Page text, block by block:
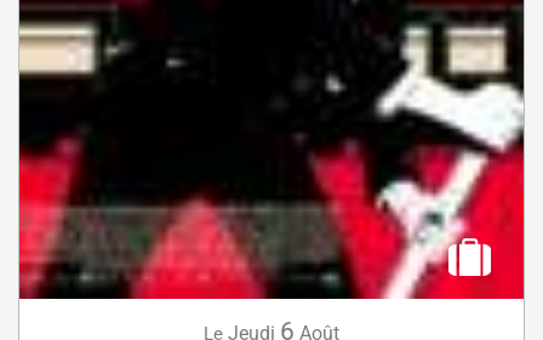
Le Jeudi 6 Août